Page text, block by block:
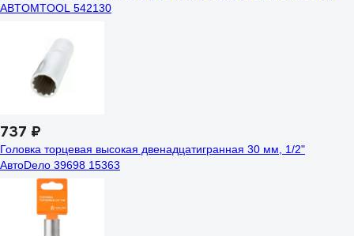
ABTOMTOOL 542130
737 ₽
Головка торцевая высокая двенадцатигранная 30 мм, 1/2"
АвтоDело 39698 15363